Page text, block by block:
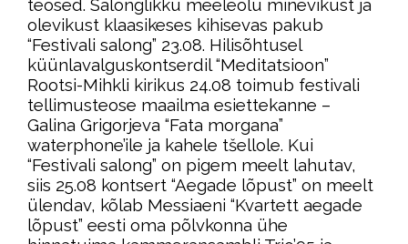
teosed. Salonglikku meeleolu minevikust ja
olevikust klaasikeses kihisevas pakub
“Festivali salong” 23.08. Hilisõhtusel
küünlavalguskontserdil “Meditatsioon”
Rootsi-Mihkli kirikus 24.08 toimub festivali
tellimusteose maailma esiettekanne –
Galina Grigorjeva “Fata morgana”
waterphone’ile ja kahele tšellole. Kui
“Festivali salong” on pigem meelt lahutav,
siis 25.08 kontsert “Aegade lõpust” on meelt
ülendav, kõlab Messiaeni “Kvartett aegade
lõpust” eesti oma põlvkonna ühe